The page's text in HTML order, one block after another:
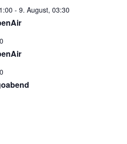
- 9. August, 03:30